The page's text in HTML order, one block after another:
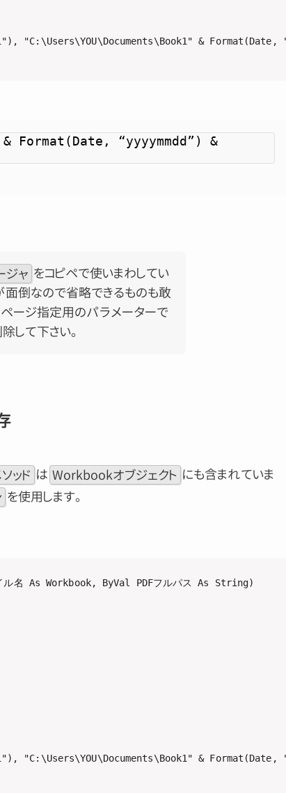
"C:\Users\YOU\Documents\Book1" & Format(Date,
Format(Date, “yyyymmdd”) &
ジャ をコピペで使いまわしてい
面倒なので省略できるものも敢
ージ指定用のパラメーターで
して下さい。
ッド は Workbookオブジェクト にも含まれていま
を使用します。
ル名 As Workbook, ByVal PDFフルパス As String)
"C:\Users\YOU\Documents\Book1" & Format(Date,